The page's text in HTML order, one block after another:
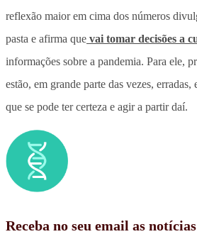
reflexão maior em cima dos números
pasta e afirma que vai tomar decisões a
informações sobre a pandemia. Para ele,
estão, em grande parte das vezes,
que se pode ter certeza e agir a partir daí.
Receba no seu email as